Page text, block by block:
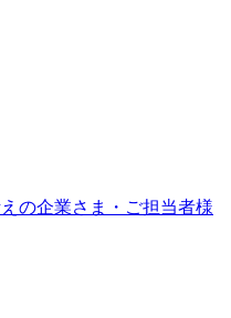
の企業さま・ご担当者様